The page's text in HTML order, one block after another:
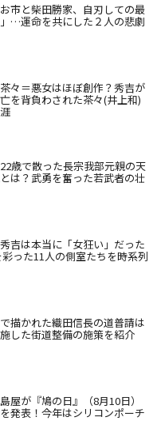
お市と柴田勝家、自刃しての最
…運命を共にした２人の悲劇
茶々＝悪女はほぼ創作？秀吉が
を背負わされた茶々(井上和)
22歳で散った長宗我部元親の天
は？武勇を奮った若武者の壮
秀吉は本当に「女狂い」だった
った11人の側室たちを時系列
で描かれた織田信長の道普請は
した街道整備の施策を紹介
屋が『鳩の日』（8月10日）
発表！今年はシリコンポーチ